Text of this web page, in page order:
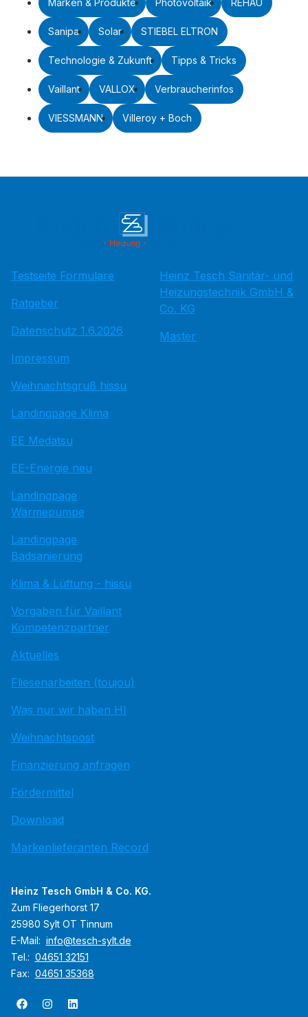
Marken & Produkte Photovoltaik REHAU
Sanipa Solar STIEBEL ELTRON
Technologie & Zukunft Tipps & Tricks
Vaillant VALLOX Verbraucherinfos
VIESSMANN Villeroy + Boch
Testseite Formulare
Ratgeber
Datenschutz 1.6.2026
Impressum
Weihnachtsgruß hissu
Landingpage Klima
EE Medatsu
EE-Energie neu
Landingpage
Wärmepumpe
Landingpage
Badsanierung
Klima & Lüftung - hissu
Vorgaben für Vaillant
Kompetenzpartner
Aktuelles
Fliesenarbeiten (toujou)
Was nur wir haben HI
Weihnachtspost
Finanzierung anfragen
Fördermittel
Download
Markenlieferanten Record
Heinz Tesch Sanitär- und
Heizungstechnik GmbH &
Co. KG
Master
Heinz Tesch GmbH & Co. KG.
Zum Fliegerhorst 17
25980 Sylt OT Tinnum
E-Mail: info@tesch-sylt.de
Tel.: 04651 32151
Fax: 04651 35368